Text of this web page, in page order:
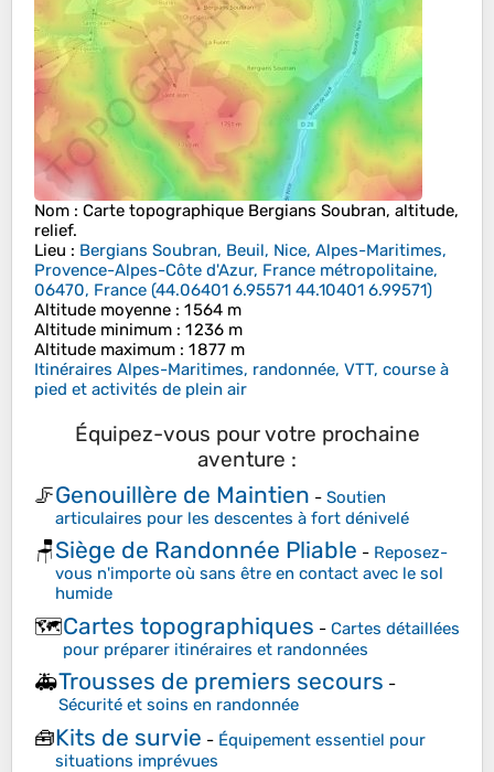
Nom : Carte topographique Bergians Soubran, altitude,
relief.
Lieu : Bergians Soubran, Beuil, Nice, Alpes-Maritimes,
Provence-Alpes-Côte d'Azur, France métropolitaine,
06470, France (44.06401 6.95571 44.10401 6.99571)
Altitude moyenne : 1 564 m
Altitude minimum : 1 236 m
Altitude maximum : 1 877 m
Itinéraires Alpes-Maritimes, randonnée, VTT, course à
pied et activités de plein air
Équipez-vous pour votre prochaine
aventure :
🦵Genouillère de Maintien - Soutien
articulaires pour les descentes à fort dénivelé
🪑Siège de Randonnée Pliable - Reposez-
vous n'importe où sans être en contact avec le sol
humide
🗺️Cartes topographiques - Cartes détaillées
pour préparer itinéraires et randonnées
🚑Trousses de premiers secours -
Sécurité et soins en randonnée
🧰Kits de survie - Équipement essentiel pour
situations imprévues